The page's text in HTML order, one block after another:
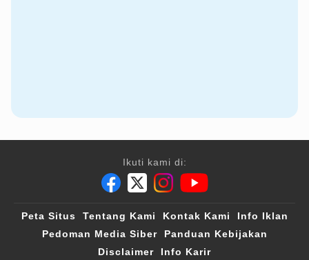
Ikuti kami di:
Peta Situs Tentang Kami Kontak Kami
Info Iklan
Pedoman Media Siber
Panduan Kebijakan
Disclaimer
Info Karir